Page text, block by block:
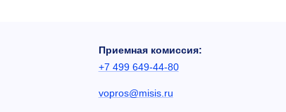
Приемная комиссия:
+7 499 649-44-80
vopros@misis.ru